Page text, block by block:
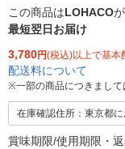
この商品はLOHACO
最短翌日お届け
3,780円(税込)以上で基本
配送料について
※一部の商品につきまして
在庫確認住所：東京都に
賞味期限/使用期限・